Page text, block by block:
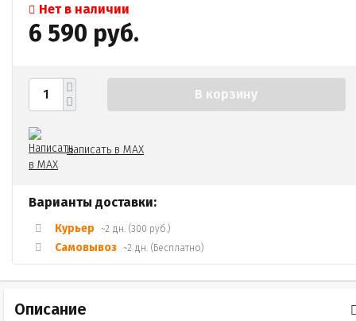
Нет в наличии
6 590 руб.
В корзину
Написать в MAX
Варианты доставки:
Курьер ~2 дн. (300 руб.)
Самовывоз ~2 дн. (Бесплатно)
Описание